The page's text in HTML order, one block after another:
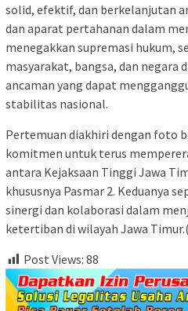
solid, efektif, dan berkelanjutan
dan aparat pertahanan dalam
menegakkan supremasi hukum,
masyarakat, bangsa, dan negara
ancaman yang dapat
stabilitas nasional.
Pertemuan diakhiri dengan foto
komitmen untuk terus
antara Kejaksaan Tinggi Jawa
khususnya Pasmar 2. Keduanya
sinergi dan kolaborasi dalam
ketertiban di wilayah Jawa
Post Views: 88